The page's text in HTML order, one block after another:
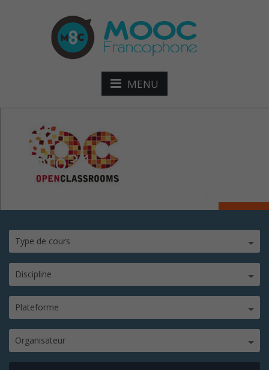
MENU
photo34
Type de cours
Discipline
Plateforme
Organisateur